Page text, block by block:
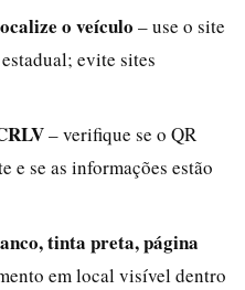
o veículo – use o site
evite sites
– verifique se o QR
e se as informações estão
tinta preta, página
em local visível dentro